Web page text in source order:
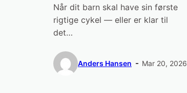
Når dit barn skal have sin første
rigtige cykel — eller er klar til
det…
Anders Hansen Mar 20, 2026